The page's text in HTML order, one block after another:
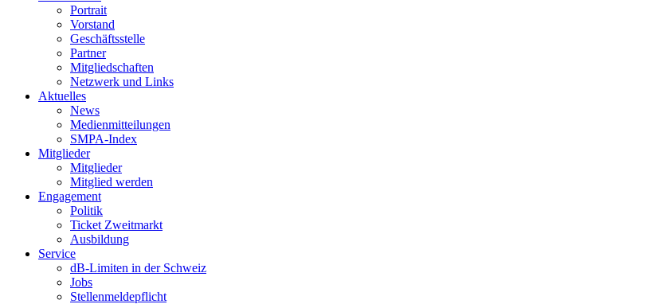
Portrait
Vorstand
Geschäftsstelle
Partner
Mitgliedschaften
Netzwerk und Links
Aktuelles
News
Medienmitteilungen
SMPA-Index
Mitglieder
Mitglieder
Mitglied werden
Engagement
Politik
Ticket Zweitmarkt
Ausbildung
Service
dB-Limiten in der Schweiz
Jobs
Stellenmeldepflicht